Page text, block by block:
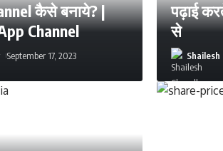
कैसे बनाये? |
Channel
September 17, 2023
पढ़ाई
से